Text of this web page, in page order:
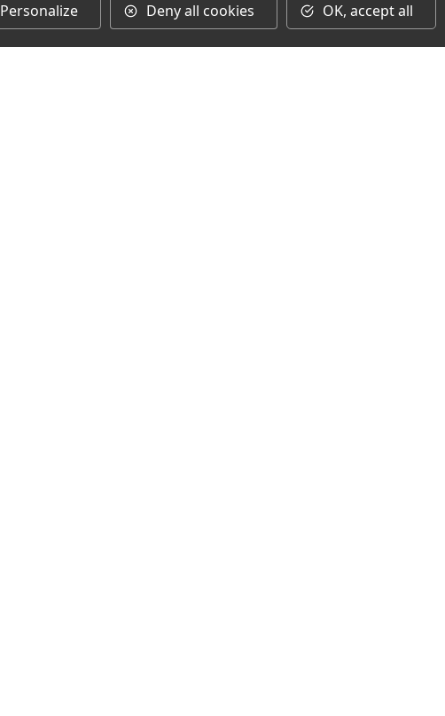
OK, accept all
Deny all cookies
Personalize